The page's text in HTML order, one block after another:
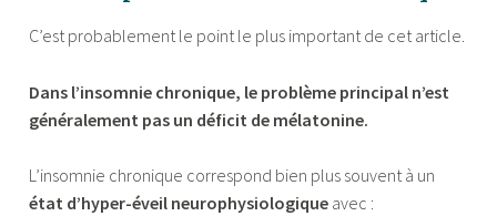
C’est probablement le point le plus important de cet article.
Dans l’insomnie chronique, le problème principal n’est
généralement pas un déficit de mélatonine.
L’insomnie chronique correspond bien plus souvent à un
état d’hyper-éveil neurophysiologique avec :